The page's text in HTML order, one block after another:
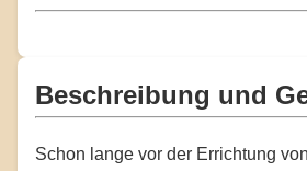
Beschreibung und
Schon lange vor der Errichtung